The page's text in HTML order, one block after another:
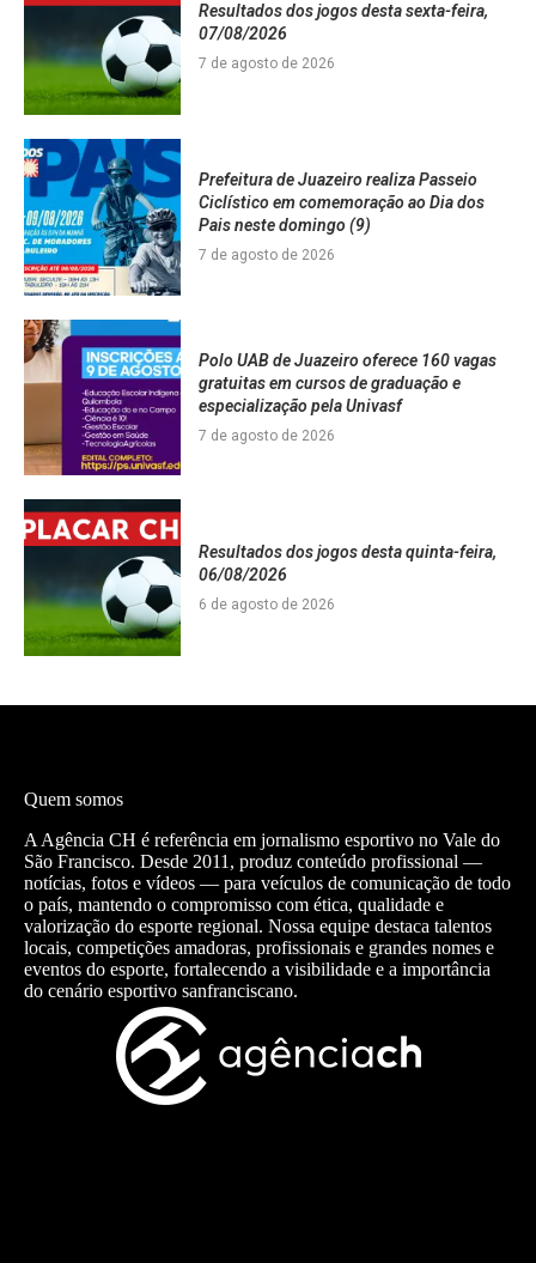
Resultados dos jogos desta sexta-feira,
07/08/2026
7 de agosto de 2026
Prefeitura de Juazeiro realiza Passeio
Ciclístico em comemoração ao Dia dos
Pais neste domingo (9)
7 de agosto de 2026
Polo UAB de Juazeiro oferece 160 vagas
gratuitas em cursos de graduação e
especialização pela Univasf
7 de agosto de 2026
Resultados dos jogos desta quinta-feira,
06/08/2026
6 de agosto de 2026
Quem somos
A Agência CH é referência em jornalismo esportivo no Vale do
São Francisco. Desde 2011, produz conteúdo profissional —
notícias, fotos e vídeos — para veículos de comunicação de todo
o país, mantendo o compromisso com ética, qualidade e
valorização do esporte regional. Nossa equipe destaca talentos
locais, competições amadoras, profissionais e grandes nomes e
eventos do esporte, fortalecendo a visibilidade e a importância
do cenário esportivo sanfranciscano.